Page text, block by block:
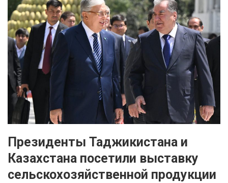
Президенты Таджикистана и
Казахстана посетили выставку
сельскохозяйственной продукции